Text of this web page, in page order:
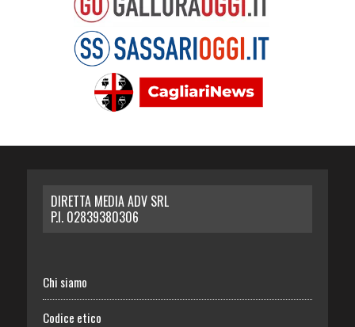
DIRETTA MEDIA ADV SRL
P.I. 02839380306
Chi siamo
Codice etico